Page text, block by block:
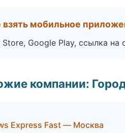
взять мобильное
Google Play, ссылка на
компании:
Express Fast — Москва